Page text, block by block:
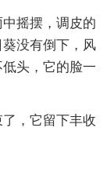
摇摆，调皮的
没有倒下，风
头，它的脸一
，它留下丰收